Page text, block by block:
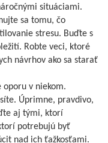
situáciami.
sa tomu, čo
stresu. Buďte s
Robte veci, ktoré
návrhov ako sa starať
oporu v niekom.
Úprimne, pravdivo,
aj tými, ktorí
potrebujú byť
nad ich ťažkosťami.